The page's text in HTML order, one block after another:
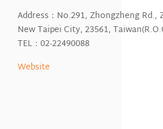
Address：No.291, Zhongzheng
New Taipei City, 23561,
TEL：02-22490088
Website